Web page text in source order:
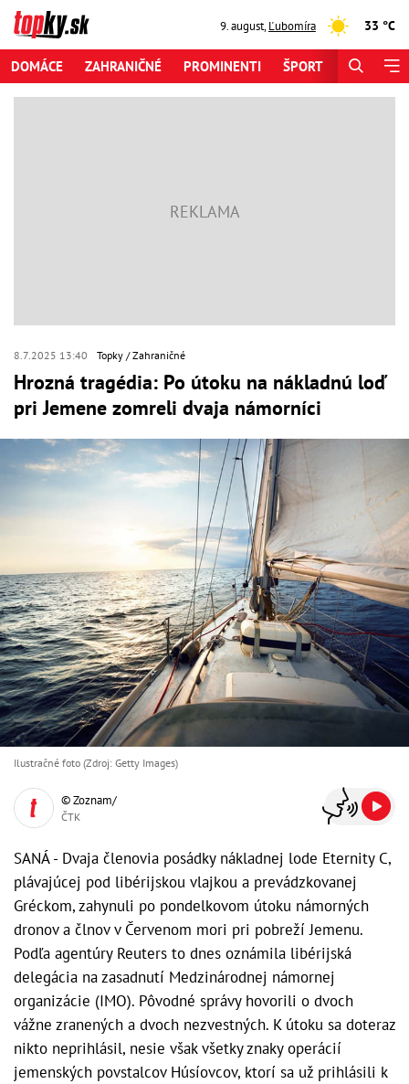
9. august,Ľubomíra 33 °C
DOMÁCE ZAHRANIČNÉ PROMINENTI ŠPORT
8.7.2025 13:40 Topky Zahraničné
Hrozná tragédia: Po útoku na nákladnú loď
pri Jemene zomreli dvaja námorníci
Ilustračné foto (Zdroj: Getty Images)
© Zoznam/
ČTK
SANÁ - Dvaja členovia posádky nákladnej lode Eternity C,
plávajúcej pod libérijskou vlajkou a prevádzkovanej
Gréckom, zahynuli po pondelkovom útoku námorných
dronov a člnov v Červenom mori pri pobreží Jemenu.
Podľa agentúry Reuters to dnes oznámila libérijská
delegácia na zasadnutí Medzinárodnej námornej
organizácie (IMO). Pôvodné správy hovorili o dvoch
vážne zranených a dvoch nezvestných. K útoku sa doteraz
nikto neprihlásil, nesie však všetky znaky operácií
jemenských povstalcov Húsíovcov, ktorí sa už prihlásili k